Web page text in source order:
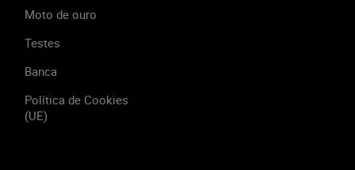
Moto de ouro
Testes
Banca
Política de Cookies
(UE)